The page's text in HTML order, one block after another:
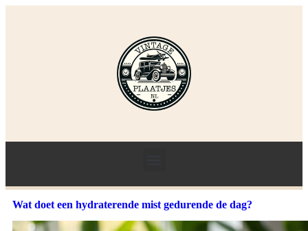
Wat doet een hydraterende mist gedurende de dag?